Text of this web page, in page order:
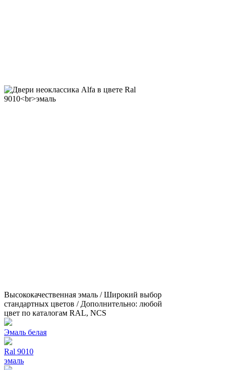
Высококачественная эмаль / Широкий выбор
стандартных цветов / Дополнительно: любой
цвет по каталогам RAL, NCS
Эмаль белая
Ral 9010
эмаль